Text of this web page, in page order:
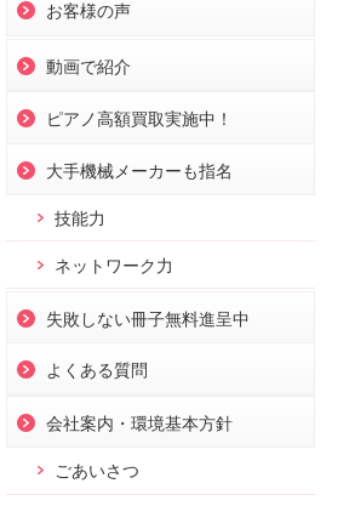
お客様の声
動画で紹介
ピアノ高額買取実施中！
大手機械メーカーも指名
技能力
ネットワーク力
失敗しない冊子無料進呈中
よくある質問
会社案内・環境基本方針
ごあいさつ